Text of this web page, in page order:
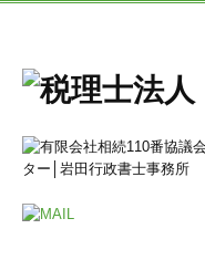
ホーム
相続税業務